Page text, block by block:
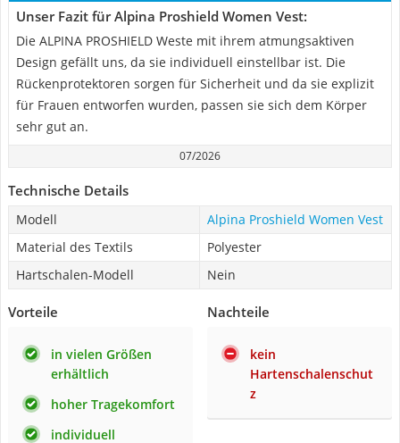
Unser Fazit für Alpina Proshield Women Vest:
Die ALPINA PROSHIELD Weste mit ihrem atmungsaktiven
Design gefällt uns, da sie individuell einstellbar ist. Die
Rückenprotektoren sorgen für Sicherheit und da sie explizit
für Frauen entworfen wurden, passen sie sich dem Körper
sehr gut an.
07/2026
Technische Details
Modell
Alpina Proshield Women Vest
Material des Textils
Polyester
Hartschalen-Modell
Nein
Vorteile
in vielen Größen
erhältlich
hoher Tragekomfort
individuell
Nachteile
kein
Hartenschalenschut
z